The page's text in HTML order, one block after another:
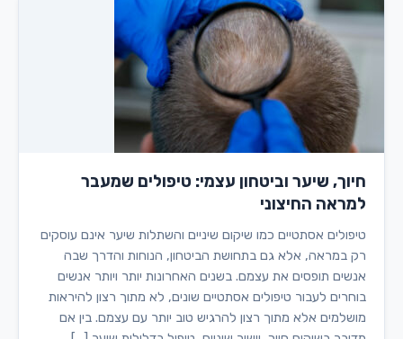
חיוך, שיער וביטחון עצמי: טיפולים שמעבר
למראה החיצוני
טיפולים אסתטיים כמו שיקום שיניים והשתלות שיער אינם עוסקים
רק במראה, אלא גם בתחושת הביטחון, הנוחות והדרך שבה
אנשים תופסים את עצמם. בשנים האחרונות יותר ויותר אנשים
בוחרים לעבור טיפולים אסתטיים שונים, לא מתוך רצון להיראות
מושלמים אלא מתוך רצון להרגיש טוב יותר עם עצמם. בין אם